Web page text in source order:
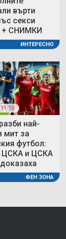
върти
секси
+ СНИМКИ
ИНТЕРЕСНО
11
най-
мит за
футбол:
ЦСКА и ЦСКА
ФЕН ЗОНА